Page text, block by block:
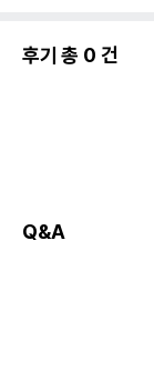
후기 총 0 건
Q&A